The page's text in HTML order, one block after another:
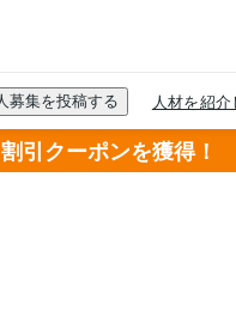
引クーポンを獲得！